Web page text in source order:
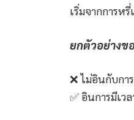
เริ่มจากการห
ยกตัวอย่างข
❌ ไม่อินกับกา
✅ อินการมีเวล